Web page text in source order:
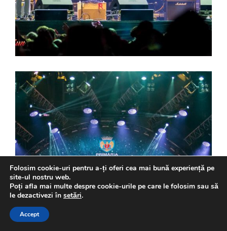
Folosim cookie-uri pentru a-ți oferi cea mai bună experiență pe
site-ul nostru web.
Poți afla mai multe despre cookie-urile pe care le folosim sau să
le dezactivezi în setări.
Accept